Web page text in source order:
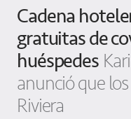
Cadena
gratuitas de
huéspedes
anunció que
Riviera